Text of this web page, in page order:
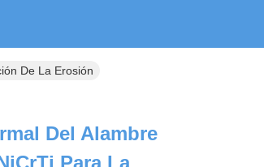
De La Erosión
Del Alambre
Para La